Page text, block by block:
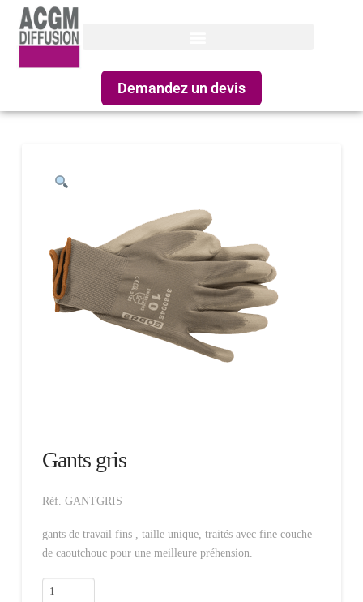
Demandez un devis
Gants gris
Réf. GANTGRIS
gants de travail fins , taille unique, traités avec fine couche
de caoutchouc pour une meilleure préhension.